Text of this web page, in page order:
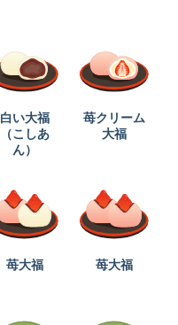
白い大福
（こしあ
ん）
苺クリーム
大福
苺大福 苺大福